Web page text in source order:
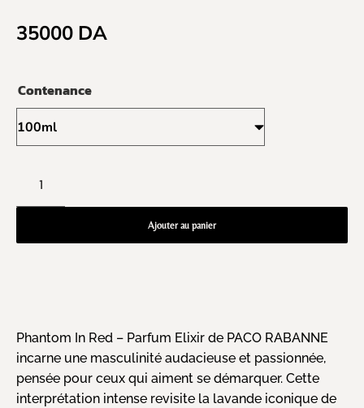
35000 DA
Contenance
Ajouter au panier
Phantom In Red – Parfum Elixir de PACO RABANNE
incarne une masculinité audacieuse et passionnée,
pensée pour ceux qui aiment se démarquer. Cette
interprétation intense revisite la lavande iconique de